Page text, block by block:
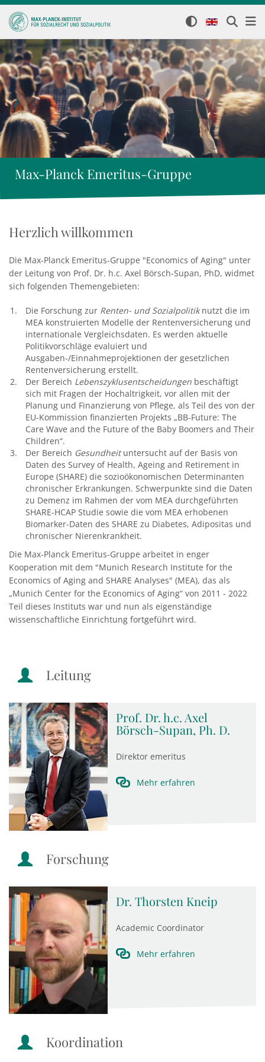
Max-Planck Emeritus-Gruppe
Herzlich willkommen
Die Max-Planck Emeritus-Gruppe "Economics of Aging" unter
der Leitung von Prof. Dr. h.c. Axel Börsch-Supan, PhD, widmet
sich folgenden Themengebieten:
Die Forschung zur Renten- und Sozialpolitiknutzt die im
MEA konstruierten Modelle der Rentenversicherung und
internationale Vergleichsdaten. Es werden aktuelle
Politikvorschläge evaluiert und
Ausgaben-/Einnahmeprojektionen der gesetzlichen
Rentenversicherung erstellt.
Der Bereich Lebenszyklusentscheidungen beschäftigt
sich mit Fragen der Hochaltrigkeit, vor allen mit der
Planung und Finanzierung von Pflege, als Teil des von der
EU-Kommission finanzierten Projekts „BB-Future: The
Care Wave and the Future of the Baby Boomers and Their
Children“.
Der Bereich Gesundheituntersucht auf der Basis von
Daten des Survey of Health, Ageing and Retirement in
Europe (SHARE) die sozioökonomischen Determinanten
chronischer Erkrankungen. Schwerpunkte sind die Daten
zu Demenz im Rahmen der vom MEA durchgeführten
SHARE-HCAP Studie sowie die vom MEA erhobenen
Biomarker-Daten des SHARE zu Diabetes, Adipositas und
chronischer Nierenkrankheit.
Die Max-Planck Emeritus-Gruppe arbeitet in enger
Kooperation mit dem "Munich Research Institute for the
Economics of Aging and SHARE Analyses" (MEA), das als
„Munich Center for the Economics of Aging“ von 2011 - 2022
Teil dieses Instituts war und nun als eigenständige
wissenschaftliche Einrichtung fortgeführt wird.
Leitung
Prof. Dr. h.c. Axel
Börsch-Supan, Ph. D.
Direktor emeritus
Mehr erfahren
Forschung
Dr. Thorsten Kneip
Academic Coordinator
Mehr erfahren
Koordination